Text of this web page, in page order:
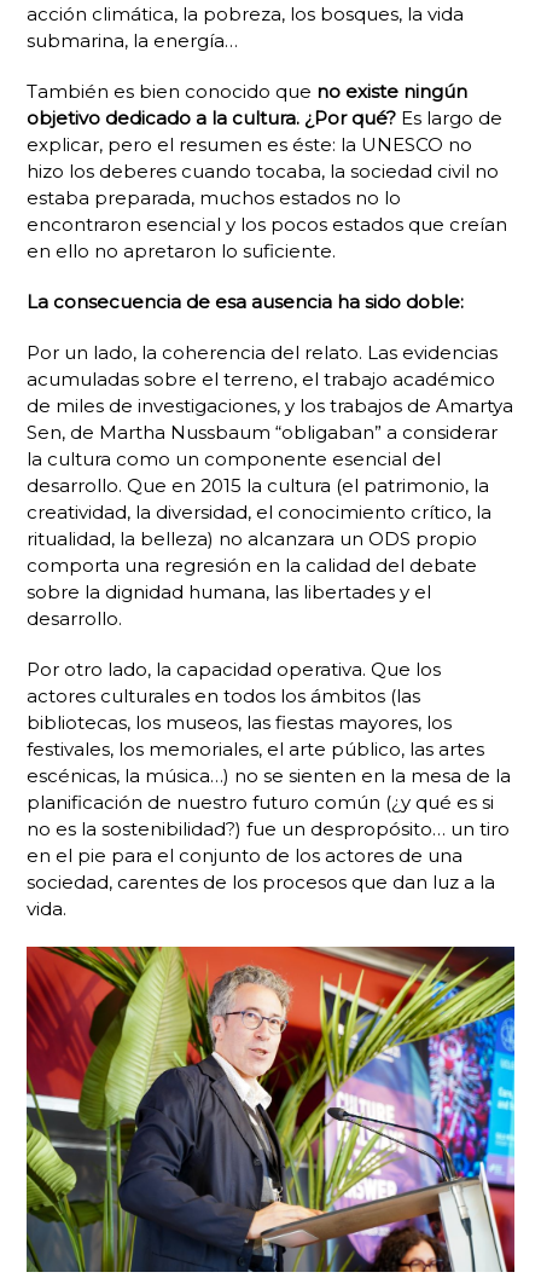
acción climática, la pobreza, los bosques, la vida
submarina, la energía…
También es bien conocido que no existe ningún
objetivo dedicado a la cultura. ¿Por qué? Es largo de
explicar, pero el resumen es éste: la UNESCO no
hizo los deberes cuando tocaba, la sociedad civil no
estaba preparada, muchos estados no lo
encontraron esencial y los pocos estados que creían
en ello no apretaron lo suficiente.
La consecuencia de esa ausencia ha sido doble:
Por un lado, la coherencia del relato. Las evidencias
acumuladas sobre el terreno, el trabajo académico
de miles de investigaciones, y los trabajos de Amartya
Sen, de Martha Nussbaum “obligaban” a considerar
la cultura como un componente esencial del
desarrollo. Que en 2015 la cultura (el patrimonio, la
creatividad, la diversidad, el conocimiento crítico, la
ritualidad, la belleza) no alcanzara un ODS propio
comporta una regresión en la calidad del debate
sobre la dignidad humana, las libertades y el
desarrollo.
Por otro lado, la capacidad operativa. Que los
actores culturales en todos los ámbitos (las
bibliotecas, los museos, las fiestas mayores, los
festivales, los memoriales, el arte público, las artes
escénicas, la música…) no se sienten en la mesa de la
planificación de nuestro futuro común (¿y qué es si
no es la sostenibilidad?) fue un despropósito… un tiro
en el pie para el conjunto de los actores de una
sociedad, carentes de los procesos que dan luz a la
vida.